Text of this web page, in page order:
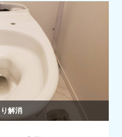
解消